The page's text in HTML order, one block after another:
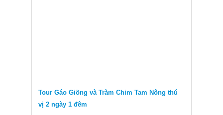
Tour Gáo Giồng và Tràm Chim Tam Nông thú
vị 2 ngày 1 đêm